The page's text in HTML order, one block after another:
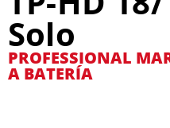
Solo
PROFESSIONAL
A BATERÍA